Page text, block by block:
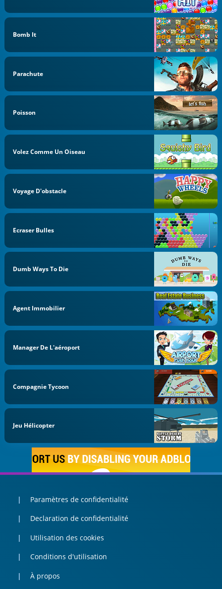
Bomb It
Parachute
Poisson
Volez Comme Un Oiseau
Voyage D'obstacle
Ecraser Bulles
Dumb Ways To Die
Agent Immobilier
Manager De L'aéroport
Compagnie Tycoon
Jeu Hélicopter
Paramètres de confidentialité
Declaration de confidentialité
Utilisation des cookies
Conditions d'utilisation
À propos